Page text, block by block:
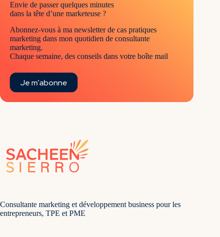
Envie de passer quelques minutes
dans la tête d’une marketeuse ?
Abonnez-vous à ma newsletter de cas pratiques
marketing dans mon quotidien de consultante
marketing.
Chaque semaine, des conseils dans votre boîte mail
Je m'abonne
Consultante marketing et développement business pour les
entrepreneurs, TPE et PME